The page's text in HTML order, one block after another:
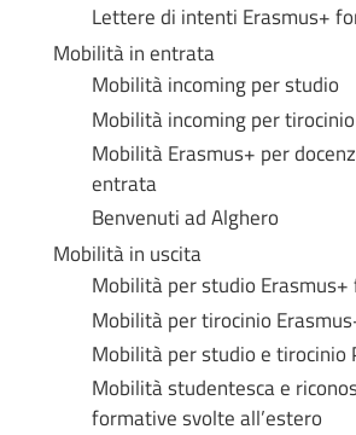
Lettere di intenti Erasmus+
Mobilità in entrata
Mobilità incoming per studio
Mobilità incoming per tirocinio
Mobilità Erasmus+ per
entrata
Benvenuti ad Alghero
Mobilità in uscita
Mobilità per studio Erasmus+
Mobilità per tirocinio
Mobilità per studio e tirocinio
Mobilità studentesca e
formative svolte all’estero